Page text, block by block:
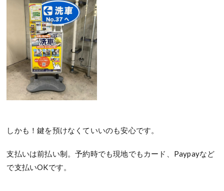
しかも！鍵を預けなくていいのも安心です。
支払いは前払い制。予約時でも現地でもカード、Paypayなど
で支払いOKです。